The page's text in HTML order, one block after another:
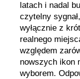
latach i nadal
czytelny
wyłącznie z
realnego
względem
nowszych ikon
wyborem.